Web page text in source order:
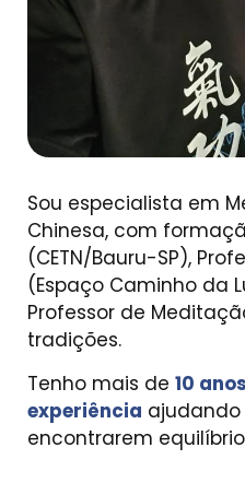
Sou especialista em
Chinesa, com
(CETN/Bauru-SP),
(Espaço Caminho da
Professor de
tradições.
Tenho mais de 10
experiência ajudando
encontrarem